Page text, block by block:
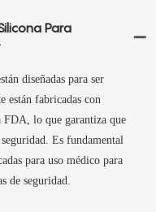
Para
diseñadas para ser
están fabricadas con
FDA, lo que garantiza que
Es fundamental
para uso médico para
de seguridad.